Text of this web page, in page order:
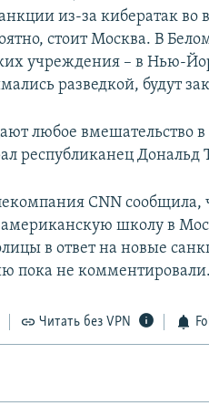
из-за кибератак
стоит Москва. В
учреждения – в Нью-
разведкой, будут
любое вмешательство
республиканец Дональд
CNN сообщила,
школу в
в ответ на новые
пока не комментировали.
Читать без VPN